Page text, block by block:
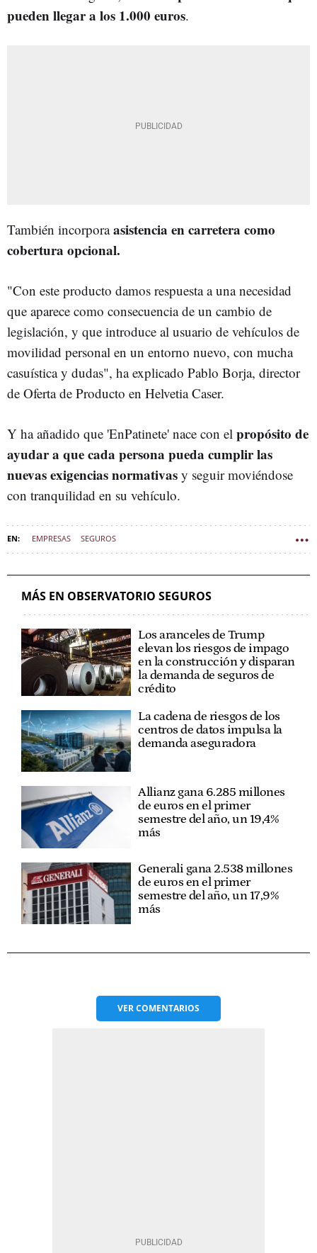
pueden llegar a los 1.000 euros.
También incorporaasistencia en carretera como
cobertura opcional.
"Con este producto damos respuesta a una necesidad
que aparece como consecuencia de un cambio de
legislación, y que introduce al usuario de vehículos de
movilidad personal en un entorno nuevo, con mucha
casuística y dudas", ha explicado Pablo Borja, director
de Oferta de Producto en Helvetia Caser.
Y ha añadido que 'EnPatinete' nace con el propósito de
ayudar a que cada persona pueda cumplir las
nuevas exigencias normativas y seguir moviéndose
con tranquilidad en su vehículo.
EMPRESAS SEGUROS
MÁS EN OBSERVATORIO SEGUROS
Los aranceles de Trump
elevan los riesgos de impago
en la construcción y disparan
la demanda de seguros de
crédito
La cadena de riesgos de los
centros de datos impulsa la
demanda aseguradora
Allianz gana 6.285 millones
de euros en el primer
semestre del año, un 19,4%
más
Generali gana 2.538 millones
de euros en el primer
semestre del año, un 17,9%
más
VERCOMENTARIOS